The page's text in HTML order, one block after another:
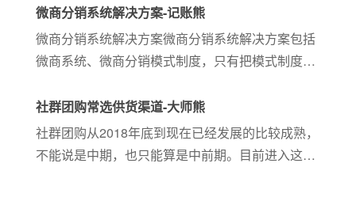
方式，可以增强原有客户及粉丝的粘性，产品展示
更加灵活生动；另
微商分销系统解决方案-记账熊
微商分销系统解决方案微商分销系统解决方案包括
微商系统、微商分销模式制度，只有把模式制度都
案。微商分销模式我们来以下某品牌参考参考：1.
代理商角色：①.总代门槛：...
社群团购常选供货渠道-大师熊
社群团购从2018年底到现在已经发展的比较成熟，
不能说是中期，也只能算是中前期。目前进入这个